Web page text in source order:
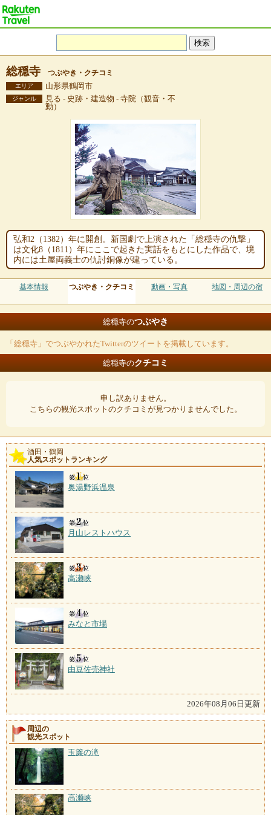
総穏寺 つぶやき・クチコミ
エリア 山形県鶴岡市
ジャンル
見る - 史跡・建造物 - 寺院（観音・不
動）
弘和2（1382）年に開創。新国劇で上演された「総穏寺の仇撃」
は文化8（1811）年にここで起きた実話をもとにした作品で、境
内には土屋両義士の仇討銅像が建っている。
基本情報 つぶやき・クチコミ 動画・写真 地図・周辺の宿
総穏寺のつぶやき
「総穏寺」でつぶやかれたTwitterのツイートを掲載しています。
総穏寺のクチコミ
申し訳ありません。
こちらの観光スポットのクチコミが見つかりませんでした。
酒田・鶴岡
人気スポットランキング
奥湯野浜温泉
月山レストハウス
高瀬峡
みなと市場
由豆佐売神社
2026年08月06日更新
周辺の
観光スポット
玉簾の滝
高瀬峡